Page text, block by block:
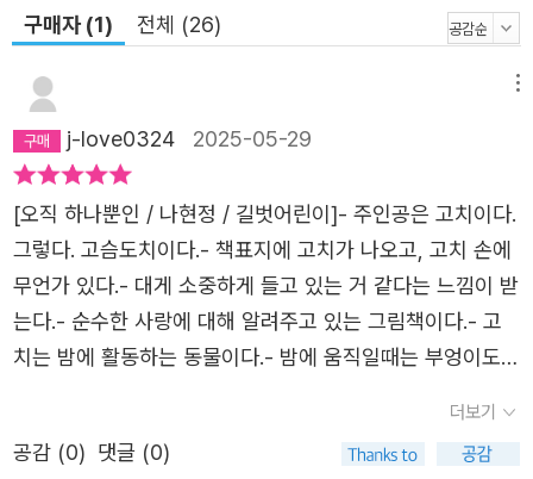
숲길을 내달립니다. 이 길 끝에서 기다리고 있을 자신의 소
중한 작은 풀을 향해서요! 분홍빛 작은 풀이라는 소중한 존
재로 인해 고치는 그 이름처럼 작았던 자신의 세상 밖으로
나오게 됩니다. 이렇듯 사랑이란 성장과 깨달음을 동반하는
것인가 봅니다. 우리 모두 소중한 존재를 기다립니다. 친구
또는 연인, 아이일 수도 있는 그 유일한 이로 인해 성장하며
삶이 바뀌는 경험은 아름답기 그지없지요. 그 반짝이는 기억
으로 《오직 하나뿐인》이 우리를 안내합니다. ‘사랑이란 무엇
일까?’ 아릿하고 뜨거웠던 사랑의 순간을 시적인 문장과 아
름다운 그림으로 그려 내다! 첫 그림책 《너의 정원》으로 화
이트 레이븐스 상을 수상한 나현정 작가는 태어남부터 죽음
까지 인생에서 마주하는 여러 질문들을 던져 왔습니다. 《에
덴 호텔에서는 두 발로 걸어 주세요》에서는 자기다운 자유
구매자 (1) 전체 (26)
j-love0324 2025-05-29
[오직 하나뿐인 / 나현정 / 길벗어린이]- 주인공은 고치이다.
그렇다. 고슴도치이다.- 책표지에 고치가 나오고, 고치 손에
무언가 있다.- 대게 소중하게 들고 있는 거 같다는 느낌이 받
는다.- 순수한 사랑에 대해 알려주고 있는 그림책이다.- 고
치는 밤에 활동하는 동물이다.- 밤에 움직일때는 부엉이도
연히 발견한 나무에서 그 안에서 잠들면 참 따뜻할거야 라는
느낌을 받는다.- 그 안에는 분홍빛 작은풀잎이 있었다.- 그
더보기
공감 (0) 댓글 (0)